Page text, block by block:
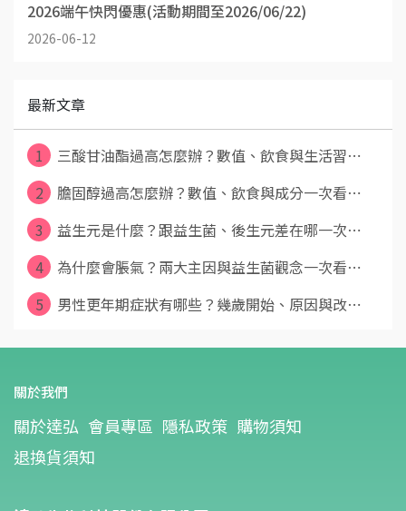
2026端午快閃優惠(活動期間至2026/06/22)
2026-06-12
最新文章
1
三酸甘油酯過高怎麼辦？數值、飲食與生活習⋯
2
膽固醇過高怎麼辦？數值、飲食與成分一次看⋯
3
益生元是什麼？跟益生菌、後生元差在哪一次⋯
4
為什麼會脹氣？兩大主因與益生菌觀念一次看⋯
5
男性更年期症狀有哪些？幾歲開始、原因與改⋯
關於我們
關於達弘 會員專區 隱私政策 購物須知
退換貨須知